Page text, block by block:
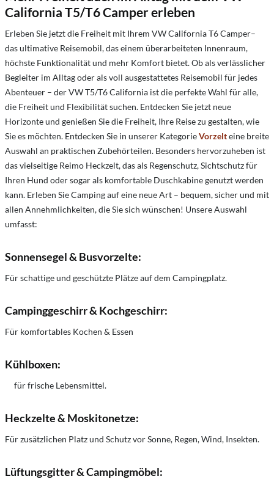
California T5/T6 Camper erleben
Erleben Sie jetzt die Freiheit mit Ihrem VW California T6 Camper–
das ultimative Reisemobil, das einem überarbeiteten Innenraum,
höchste Funktionalität und mehr Komfort bietet. Ob als verlässlicher
Begleiter im Alltag oder als voll ausgestattetes Reisemobil für jedes
Abenteuer – der VW T5/T6 California ist die perfekte Wahl für alle,
die Freiheit und Flexibilität suchen. Entdecken Sie jetzt neue
Horizonte und genießen Sie die Freiheit, Ihre Reise zu gestalten, wie
Sie es möchten. Entdecken Sie in unserer KategorieVorzelteine breite
Auswahl an praktischen Zubehörteilen. Besonders hervorzuheben ist
das vielseitige Reimo Heckzelt, das als Regenschutz, Sichtschutz für
Ihren Hund oder sogar als komfortable Duschkabine genutzt werden
kann. Erleben Sie Camping auf eine neue Art – bequem, sicher und mit
allen Annehmlichkeiten, die Sie sich wünschen! Unsere Auswahl
umfasst:
Sonnensegel & Busvorzelte:
Für schattige und geschützte Plätze auf dem Campingplatz.
Campinggeschirr & Kochgeschirr:
Für komfortables Kochen & Essen
Kühlboxen:
für frische Lebensmittel.
Heckzelte & Moskitonetze:
Für zusätzlichen Platz und Schutz vor Sonne, Regen, Wind, Insekten.
Lüftungsgitter & Campingmöbel: